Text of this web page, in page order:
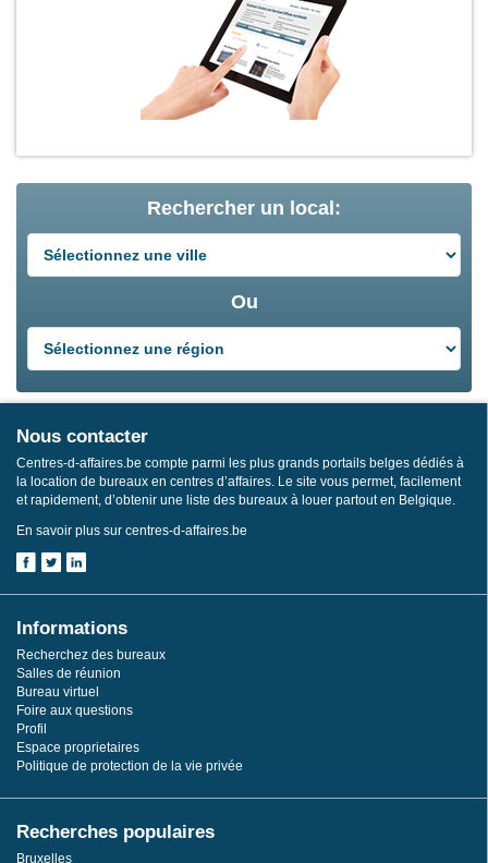
Rechercher un local:
Ou
Nous contacter
Centres-d-affaires.be compte parmi les plus grands portails belges dédiés à
la location de bureaux en centres d’affaires. Le site vous permet, facilement
et rapidement, d’obtenir une liste des bureaux à louer partout en Belgique.
En savoir plus sur centres-d-affaires.be
Informations
Recherchez des bureaux
Salles de réunion
Bureau virtuel
Foire aux questions
Profil
Espace proprietaires
Politique de protection de la vie privée
Recherches populaires
Bruxelles